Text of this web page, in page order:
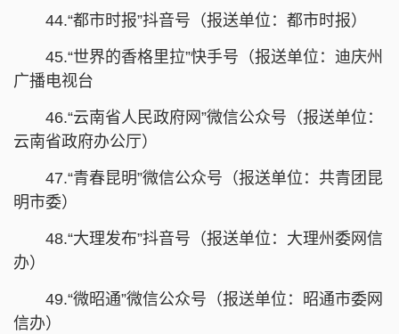
44.“都市时报”抖音号（报送单位：都市时报）
45.“世界的香格里拉”快手号（报送单位：迪庆州
广播电视台
46.“云南省人民政府网”微信公众号（报送单位：
云南省政府办公厅）
47.“青春昆明”微信公众号（报送单位：共青团昆
明市委）
48.“大理发布”抖音号（报送单位：大理州委网信
办）
49.“微昭通”微信公众号（报送单位：昭通市委网
信办）